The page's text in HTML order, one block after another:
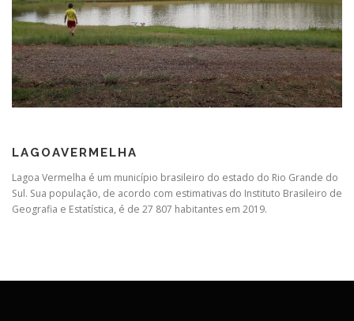
LAGOAVERMELHA
Lagoa Vermelha é um município brasileiro do estado do Rio Grande do
Sul. Sua população, de acordo com estimativas do Instituto Brasileiro de
Geografia e Estatística, é de 27 807 habitantes em 2019.